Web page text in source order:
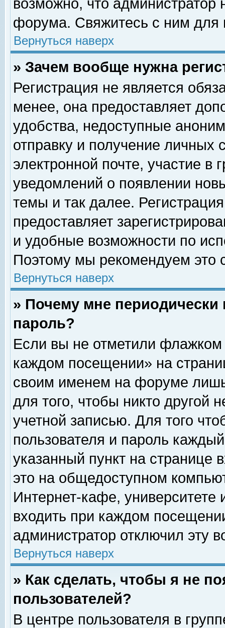
возможно, что
форума. Свяжитесь с ним для
Вернуться наверх
» Зачем вообще нужна
Регистрация не является
менее, она предоставляет
удобства, недоступные
отправку и получение личных
электронной почте, участие в
уведомлений о появлении
темы и так далее.
предоставляет
и удобные возможности по
Поэтому мы рекомендуем это
Вернуться наверх
» Почему мне
пароль?
Если вы не отметили флажком
каждом посещении» на
своим именем на форуме
для того, чтобы никто другой
учетной записью. Для того
пользователя и пароль
указанный пункт на
это на общедоступном
Интернет-кафе, университете
входить при каждом
администратор отключил эту
Вернуться наверх
» Как сделать, чтобы я не
пользователей?
В центре пользователя в